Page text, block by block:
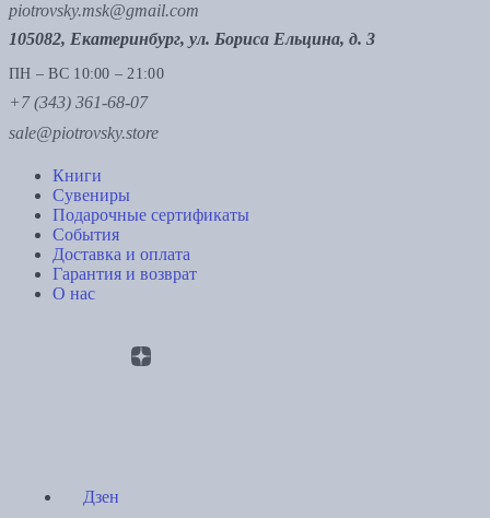
piotrovsky.msk@gmail.com
105082, Екатеринбург, ул. Бориса Ельцина, д. 3
ПН – ВС 10:00 – 21:00
+7 (343) 361-68-07
sale@piotrovsky.store
Книги
Сувениры
Подарочные сертификаты
События
Доставка и оплата
Гарантия и возврат
О нас
Дзен